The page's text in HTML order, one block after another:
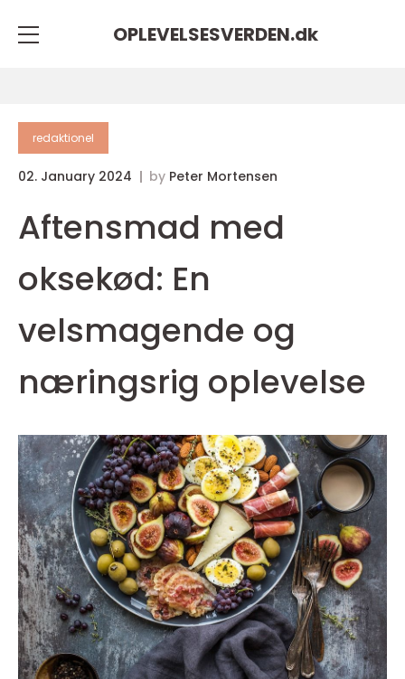
OPLEVELSESVERDEN.dk
redaktionel
02. January 2024 by Peter Mortensen
Aftensmad med
oksekød: En
velsmagende og
næringsrig oplevelse